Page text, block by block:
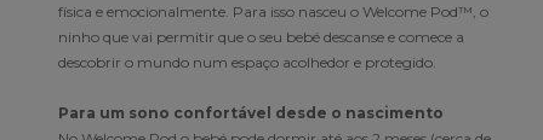
física e emocionalmente. Para isso nasceu o Welcome Pod™, o
ninho que vai permitir que o seu bebé descanse e comece a
descobrir o mundo num espaço acolhedor e protegido.
Para um sono confortável desde o nascimento